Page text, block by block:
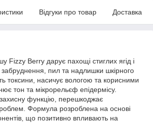
Відгуки про товар Доставка
Fizzy Berry дарує пахощі стиглих ягід і
забруднення, пил та надлишки шкірного
токсини, насичує вологою та корисними
тон та мікрорельєф епідермісу.
функцію, перешкоджає
Формула розроблена на основі
що позитивно впливають на